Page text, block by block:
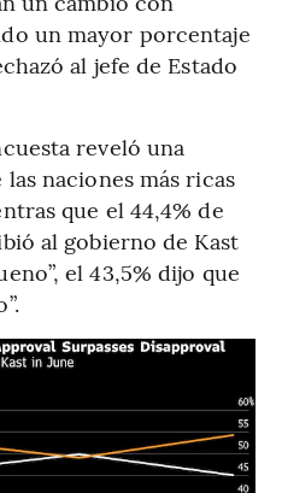
un mayor porcentaje
al jefe de Estado
reveló una
naciones más ricas
que el 44,4% de
al gobierno de Kast
el 43,5% dijo que